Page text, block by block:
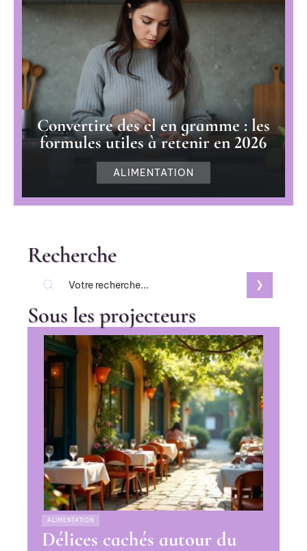
Convertire des cl en gramme : les
formules utiles à retenir en 2026
ALIMENTATION
Recherche
Sous les projecteurs
ALIMENTATION
Délices cachés autour du